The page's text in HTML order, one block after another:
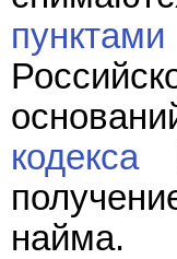
кодекса
найма.